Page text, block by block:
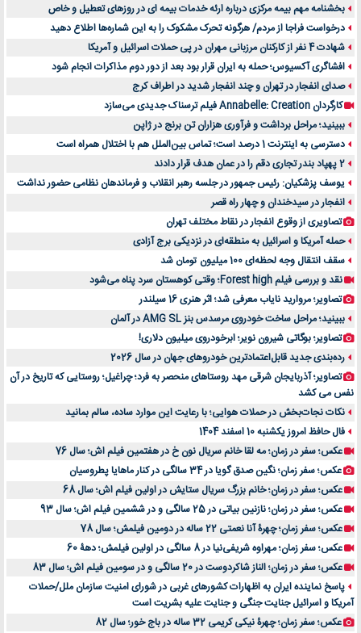
بخشنامه مهم بیمه مرکزی درباره ارئه خدمات بیمه ای در روزهای تعطیل و خاص
درخواست فراجا از مردم/ هرگونه تحرک مشکوک را به این شماره‌ها اطلاع دهید
شهادت 4 نفر از کارکنان مرزبانی مهران در پی حملات اسرائیل و آمریکا
افشاگری آکسیوس؛ حمله به ایران قرار بود بعد از دور دوم مذاکرات انجام شود
صدای انفجار در تهران و چند انفجار شدید در اطراف کرج
کارگردان Annabelle: Creation فیلم ترسناک جدیدی می‌سازد
ببینید؛ مراحل برداشت و فرآوری هزاران تن برنج در ژاپن
دسترسی به اینترنت 1 درصد است؛ تماس بین‌الملل هم با اختلال همراه است
2 پهپاد بندر تجاری دقم را در عمان هدف قرار دادند
یوسف پزشکیان: رئیس جمهور در جلسه رهبر انقلاب و فرماندهان نظامی حضور نداشت
انفجار در سیدخندان و چهار راه قصر
تصاویری از وقوع انفجار در نقاط مختلف تهران
حمله آمریکا و اسرائیل به منطقه‌ای در نزدیکی برج آزادی
سقف انتقال وجه لحظه‌ای 100 میلیون تومان شد
نقد و بررسی فیلم Forest high؛ وقتی کوهستان سرد پناه می‌شود
تصاویر؛ مروارید نایاب معرفی شد؛ اثر هنری 16 سیلندر
ببینید؛ مراحل ساخت خودروی مرسدس بنز AMG SL در آلمان
تصاویر؛ بوگاتی شیرون نویر؛ ابرخودروی میلیون دلاری!
رده‌بندی جدید قابل‌اعتمادترین خودروهای جهان در سال 2026
تصاویر؛ آذربایجان شرقی مهد روستاهای منحصر به فرد؛ چراغیل؛ روستایی که تاریخ در آن
نفس می کشد
نکات نجات‌بخش در حملات هوایی؛ با رعایت این موارد ساده، سالم بمانید
فال حافظ امروز یکشنبه 10 اسفند 1404
عکس؛ سفر در زمان؛ مه لقا خانم سریال نون خ در هفتمین فیلم اش؛ سال 76
عکس؛ سفر زمان؛ نگین صدق گویا در 34 سالگی در کنار ماهایا پطروسیان
عکس؛ سفر در زمان؛ خانم بزرگ سریال ستایش در اولین فیلم اش؛ سال 68
عکس؛ سفر در زمان؛ نازنین بیاتی در 25 سالگی و در ششمین فیلم اش؛ سال 93
عکس؛ سفر زمان؛ چهرۀ آنا نعمتی 22 ساله در دومین فیلمش؛ سال 78
عکس؛ سفر زمان؛ مهراوه شریفی‌نیا در 8 سالگی در اولین فیلمش؛ دهۀ 60
عکس؛ سفر در زمان؛ الناز شاکردوست در 20 سالگی و در سومین فیلم اش؛ سال 83
پاسخ نماینده ایران به اظهارات کشورهای غربی در شورای امنیت سازمان ملل/حملات
آمریکا و اسرائیل جنایت جنگی و جنایت علیه بشریت است
عکس؛ سفر زمان؛ چهرۀ نیکی کریمی 32 ساله در باج خور؛ سال 82